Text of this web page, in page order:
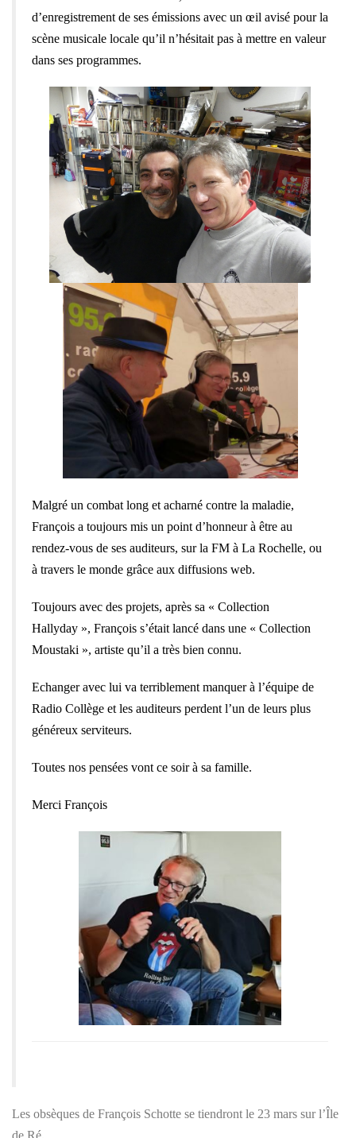
d’enregistrement de ses émissions avec un œil avisé pour la
scène musicale locale qu’il n’hésitait pas à mettre en valeur
dans ses programmes.
Malgré un combat long et acharné contre la maladie,
François a toujours mis un point d’honneur à être au
rendez-vous de ses auditeurs, sur la FM à La Rochelle, ou
à travers le monde grâce aux diffusions web.
Toujours avec des projets, après sa « Collection
Hallyday », François s’était lancé dans une « Collection
Moustaki », artiste qu’il a très bien connu.
Echanger avec lui va terriblement manquer à l’équipe de
Radio Collège et les auditeurs perdent l’un de leurs plus
généreux serviteurs.
Toutes nos pensées vont ce soir à sa famille.
Merci François
Les obsèques de François Schotte se tiendront le 23 mars sur l’Île
de Ré.